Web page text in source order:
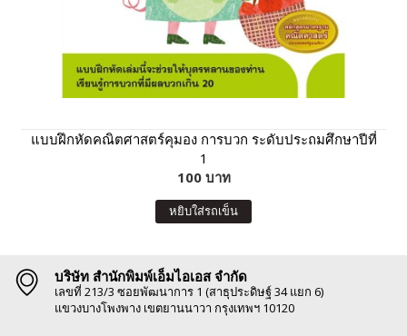
แบบฝึกหัดคณิตศาสตร์คุมอง การบวก ระดับประถมศึกษาปีที่
1
100 บาท
หยิบใส่รถเข็น
บริษัท สำนักพิมพ์เอ็มไอเอส จำกัด
เลขที่ 213/3 ซอยพัฒนาการ 1 (สาธุประดิษฐ์ 34 แยก 6)
แขวงบางโพงพาง เขตยานนาวา กรุงเทพฯ 10120